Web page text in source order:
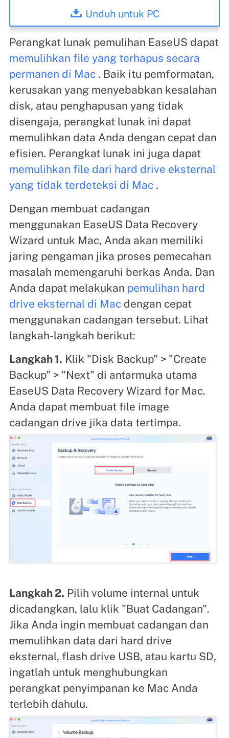
Unduh untuk PC
Perangkat lunak pemulihan EaseUS dapat
memulihkan file yang terhapus secara
permanen di Mac. Baik itu pemformatan,
kerusakan yang menyebabkan kesalahan
disk, atau penghapusan yang tidak
disengaja, perangkat lunak ini dapat
memulihkan data Anda dengan cepat dan
efisien. Perangkat lunak ini juga dapat
memulihkan file dari hard drive eksternal
yang tidak terdeteksi di Mac.
Dengan membuat cadangan
menggunakan EaseUS Data Recovery
Wizard untuk Mac, Anda akan memiliki
jaring pengaman jika proses pemecahan
masalah memengaruhi berkas Anda. Dan
Anda dapat melakukan pemulihan hard
drive eksternal di Macdengan cepat
menggunakan cadangan tersebut. Lihat
langkah-langkah berikut:
Langkah 1. Klik "Disk Backup" > "Create
Backup" > "Next" di antarmuka utama
EaseUS Data Recovery Wizard for Mac.
Anda dapat membuat file image
cadangan drive jika data tertimpa.
Langkah 2. Pilih volume internal untuk
dicadangkan, lalu klik "Buat Cadangan".
Jika Anda ingin membuat cadangan dan
memulihkan data dari hard drive
eksternal, flash drive USB, atau kartu SD,
ingatlah untuk menghubungkan
perangkat penyimpanan ke Mac Anda
terlebih dahulu.